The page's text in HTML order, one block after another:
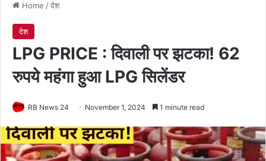
Home /देश
देश
LPG PRICE : दिवाली पर झटका! 62
रुपये महंगा हुआ LPG सिलेंडर
RB News 24 November 1, 2024 1 minute read